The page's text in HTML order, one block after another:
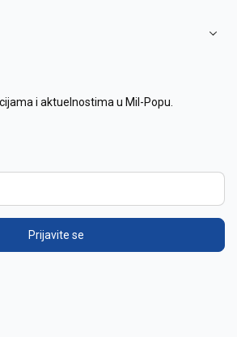
i aktuelnostima u Mil-Popu.
Prijavite se